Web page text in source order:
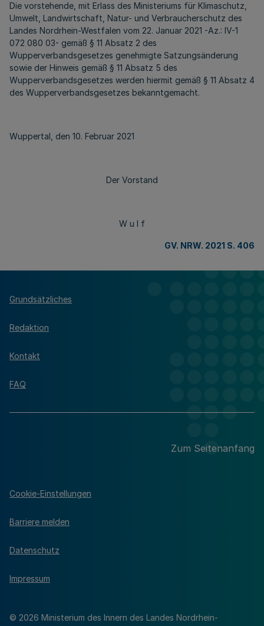
Die vorstehende, mit Erlass des Ministeriums für Klimaschutz,
Umwelt, Landwirtschaft, Natur- und Verbraucherschutz des
Landes Nordrhein-Westfalen vom 22. Januar 2021 -Az.: IV-1
072 080 03- gemäß § 11 Absatz 2 des
Wupperverbandsgesetzes genehmigte Satzungsänderung
sowie der Hinweis gemäß § 11 Absatz 5 des
Wupperverbandsgesetzes werden hiermit gemäß § 11 Absatz 4
des Wupperverbandsgesetzes bekanntgemacht.
Wuppertal, den 10. Februar 2021
Der Vorstand
W u l f
GV. NRW. 2021 S. 406
Grundsätzliches
Redaktion
Kontakt
FAQ
Zum Seitenanfang
© 2026 Ministerium des Innern des Landes Nordrhein-
Cookie-Einstellungen
Barriere melden
Datenschutz
Impressum